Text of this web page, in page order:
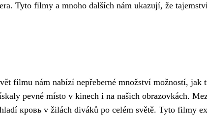
Tyto filmy a mnoho dalších nám ukazují, že
filmu nám nabízí nepřeberné množství možností,
pevné místo v kinech i na našich obrazovkách.
кровь v žilách diváků po celém světě. Tyto filmy